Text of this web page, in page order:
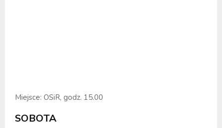
Miejsce: OSiR, godz. 15.00
SOBOTA